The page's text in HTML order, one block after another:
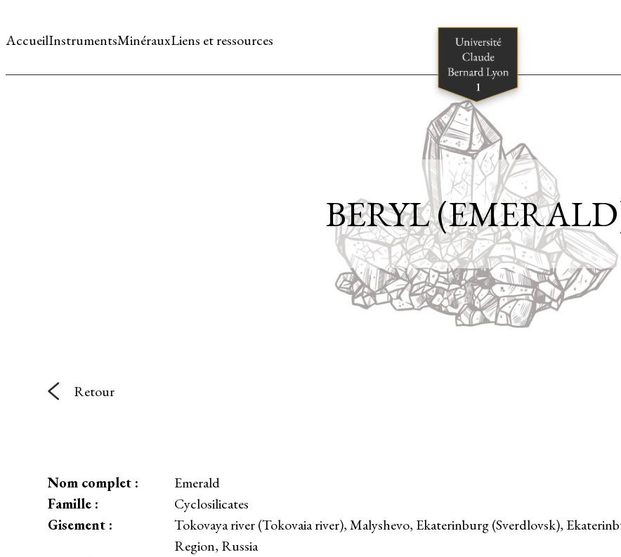
AccueilInstrumentsMinérauxLiens et ressources
BERYL
Retour
Nom complet :
Emerald
Famille :
Cyclosilicates
Gisement :
Tokovaya river (Tokovaia river), Malyshevo, Ekaterinburg (Sverdlovsk),
Region, Russia